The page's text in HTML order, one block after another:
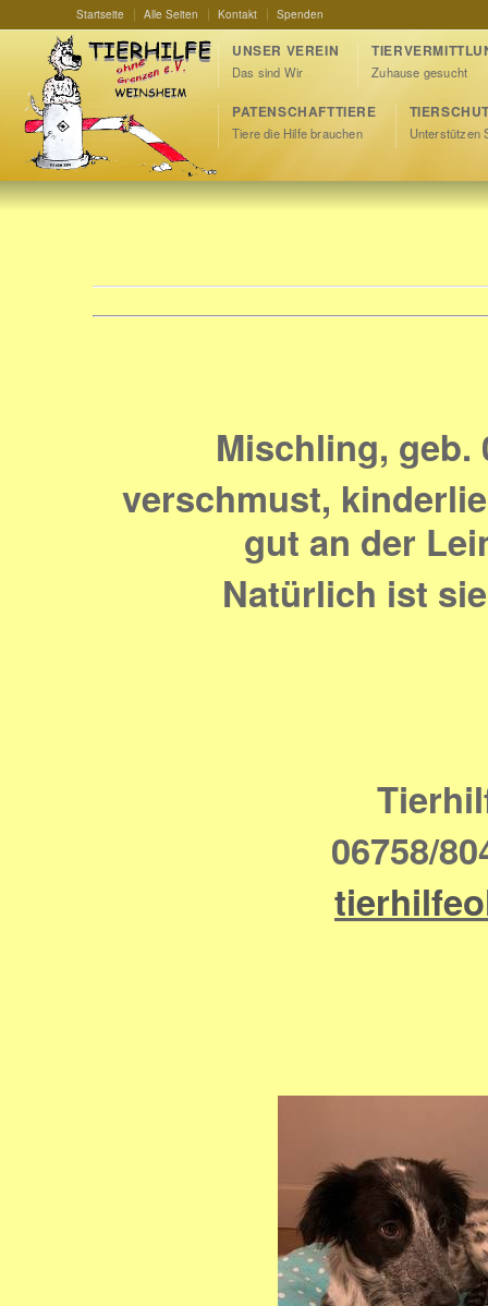
Startseite Alle Seiten Kontakt Spenden
UNSER VEREIN
Das sind Wir Zuhause gesucht
PATENSCHAFTTIERE
Tiere die Hilfe brauchen Unterstützen
Mischling, geb.
verschmust,
gut an der
Natürlich ist
06758/